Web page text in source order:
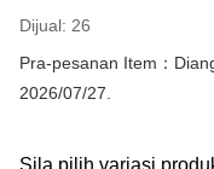
Dijual: 26
Pra-pesanan Item：
2026/07/27.
Sila pilih variasi